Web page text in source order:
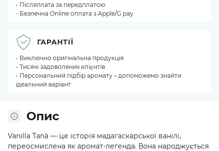
Опис
Vanilla Tanà — це історія мадагаскарської ванілі,
переосмислена як аромат-легенда. Вона народжується
- Післяплата за передплатою
- Безпечна Online оплата з Apple/G pay
ГАРАНТІЇ
- Виключно оригінальна продукція
- Тисячі задоволених клієнтів
- Персональний підбір аромату – допоможемо знайти
ідеальний варіант